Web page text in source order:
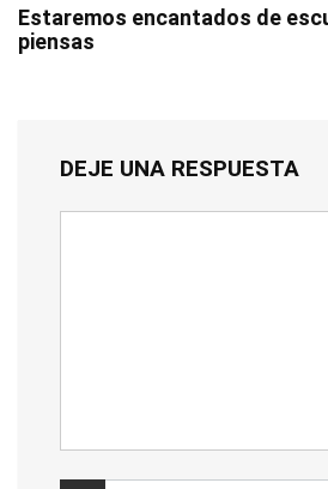
Estaremos encantados de
piensas
DEJE UNA RESPUESTA